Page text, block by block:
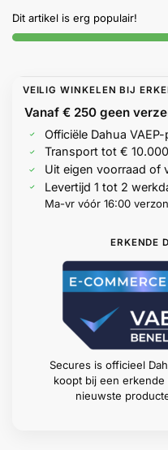
Dit artikel is erg populair!
VEILIG WINKELEN BIJ
Vanaf € 250 geen
Officiële Dahua
Transport tot €
Uit eigen voorraad of
Levertijd 1 tot 2
Ma-vr vóór 16:00
ERKENDE
Secures is officieel
koopt bij een
nieuwste